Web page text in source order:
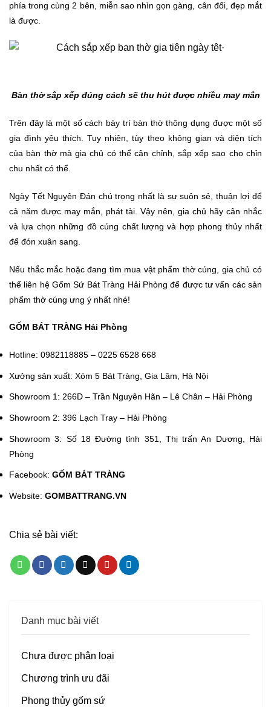
phía trong cùng 2 bên, miễn sao nhìn gọn gàng, cân đối, đẹp mắt
là được.
Bàn thờ sắp xếp đúng cách sẽ thu hút được nhiều may mắn
Trên đây là một số cách bày trí bàn thờ thông dụng được một số
gia đình yêu thích. Tuy nhiên, tùy theo không gian và diện tích
của bàn thờ mà gia chủ có thể cân chỉnh, sắp xếp sao cho chỉn
chu nhất có thể.
Ngày Tết Nguyên Đán chú trọng nhất là sự suôn sẻ, thuận lợi để
cả năm được may mắn, phát tài. Vậy nên, gia chủ hãy cân nhắc
và lựa chọn những đồ cúng chất lượng và hợp phong thủy nhất
để đón xuân sang.
Nếu thắc mắc hoặc đang tìm mua vật phẩm thờ cúng , gia chủ có
thể liên hệ Gốm Sứ Bát Tràng Hải Phòng để được tư vấn các sản
phẩm thờ cúng ưng ý nhất nhé!
GỐM BÁT TRÀNG Hải Phòng
Hotline: 0982118885 – 0225 6528 668
Xưởng sản xuất: Xóm 5 Bát Tràng, Gia Lâm, Hà Nội
Showroom 1: 266D – Trần Nguyên Hãn – Lê Chân – Hải Phòng
Showroom 2: 396 Lạch Tray – Hải Phòng
Showroom 3: Số 18 Đường tỉnh 351, Thị trấn An Dương, Hải
Phòng
Facebook: GỐM BÁT TRÀNG
Website: GOMBATTRANG.VN
Chia sẻ bài viết:
Danh mục bài viết
Chưa được phân loại
Chương trình ưu đãi
Phong thủy gốm sứ